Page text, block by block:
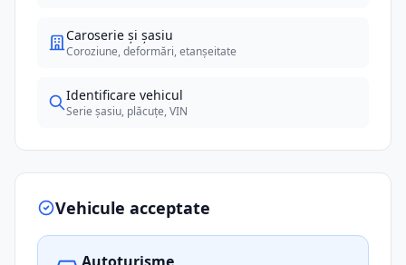
Caroserie și șasiu
Coroziune, deformări, etanșeitate
Identificare vehicul
Serie șasiu, plăcuțe, VIN
Vehicule acceptate